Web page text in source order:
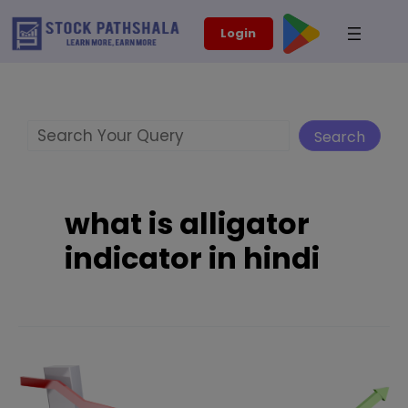
Skip
Login
Search
what is alligator
indicator in hindi
modal-check